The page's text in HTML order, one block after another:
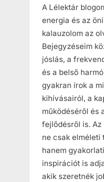
A Lélektár
energia és az
kalauzolom az
Bejegyzéseim
jóslás, a
és a belső
gyakran írok a
kihívásairól, a
működéséről és
fejlődésről is.
ne csak elméleti
hanem
inspirációt is
akik szeretnék